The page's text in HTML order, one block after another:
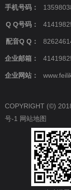
手机号码：
Q Q号码：
配音Q Q：
企业邮箱：
企业网站：
COPYRIGHT (©)
号-1 网站地图